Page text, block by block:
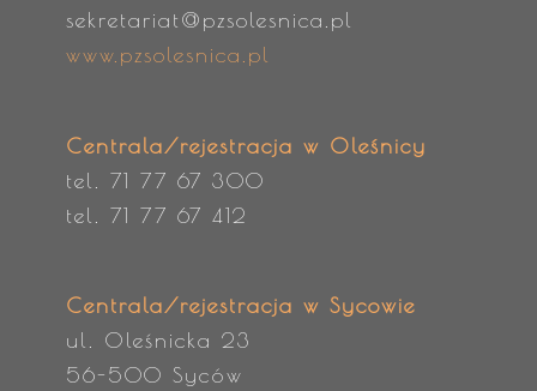
sekretariat@pzsolesnica.pl
www.pzsolesnica.pl
Centrala/rejestracja w Oleśnicy
tel. 71 77 67 300
tel. 71 77 67 412
Centrala/rejestracja w Sycowie
ul. Oleśnicka 23
56-500 Syców